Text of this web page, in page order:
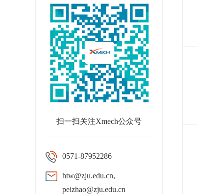
扫一扫关注Xmech公众号
0571-87952286
htw@zju.edu.cn,
peizhao@zju.edu.cn